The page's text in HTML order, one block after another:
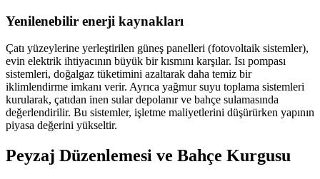
Yenilenebilir enerji kaynakları
Çatı yüzeylerine yerleştirilen güneş panelleri (fotovoltaik sistemler),
evin elektrik ihtiyacının büyük bir kısmını karşılar. Isı pompası
sistemleri, doğalgaz tüketimini azaltarak daha temiz bir
iklimlendirme imkanı verir. Ayrıca yağmur suyu toplama sistemleri
kurularak, çatıdan inen sular depolanır ve bahçe sulamasında
değerlendirilir. Bu sistemler, işletme maliyetlerini düşürürken yapının
piyasa değerini yükseltir.
Peyzaj Düzenlemesi ve Bahçe Kurgusu